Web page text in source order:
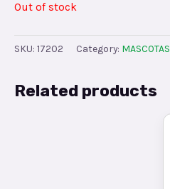
Out of stock
SKU: 17202 Category: MASCOTAS
Related products